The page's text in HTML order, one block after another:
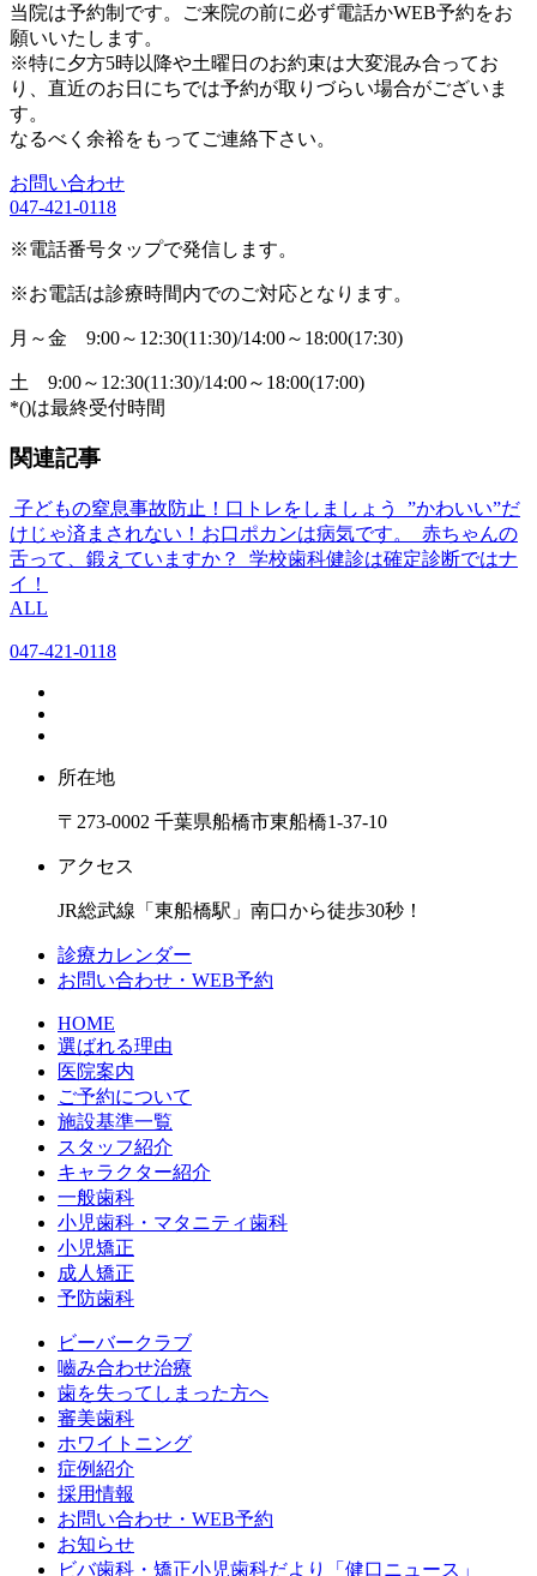
当院は予約制です。ご来院の前に必ず電話かWEB予約をお
願いいたします。
※特に夕方5時以降や土曜日のお約束は大変混み合ってお
り、直近のお日にちでは予約が取りづらい場合がございま
す。
なるべく余裕をもってご連絡下さい。
お問い合わせ
047-421-0118
※電話番号タップで発信します。
※お電話は診療時間内でのご対応となります。
月～金 9:00～12:30(11:30)/14:00～18:00(17:30)
土
9:00～12:30(11:30)/14:00～18:00(17:00)
*()は最終受付時間
関連記事
子どもの窒息事故防止！口トレをしましょう
”かわいい”だ
けじゃ済まされない！お口ポカンは病気です。
赤ちゃんの
舌って、鍛えていますか？
学校歯科健診は確定診断ではナ
イ！
ALL
047-421-0118
所在地
〒273-0002 千葉県船橋市東船橋1-37-10
アクセス
JR総武線「東船橋駅」南口から徒歩30秒！
診療カレンダー
お問い合わせ・WEB予約
HOME
選ばれる理由
医院案内
ご予約について
施設基準一覧
スタッフ紹介
キャラクター紹介
一般歯科
小児歯科・マタニティ歯科
小児矯正
成人矯正
予防歯科
ビーバークラブ
嚙み合わせ治療
歯を失ってしまった方へ
審美歯科
ホワイトニング
症例紹介
採用情報
お問い合わせ・WEB予約
お知らせ
ビバ歯科・矯正小児歯科だより「健口ニュース」